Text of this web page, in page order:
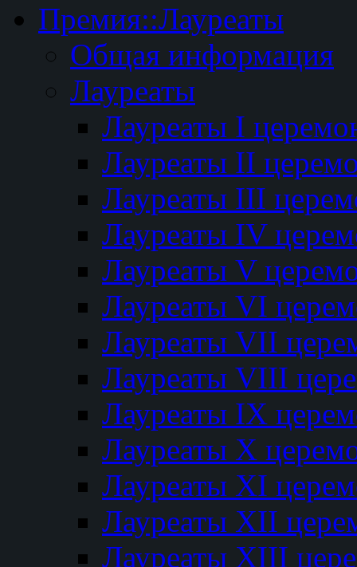
Премия::Лауреаты
Общая информация
Лауреаты
Лауреаты I
Лауреаты II
Лауреаты III
Лауреаты IV
Лауреаты V
Лауреаты VI
Лауреаты VII
Лауреаты VIII
Лауреаты IX
Лауреаты Х
Лауреаты XI
Лауреаты XII
Лауреаты XIII